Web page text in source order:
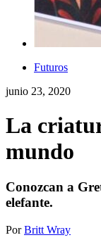
Futuros
junio 23, 2020
La
mundo
Conozcan a
elefante.
PorBritt Wray